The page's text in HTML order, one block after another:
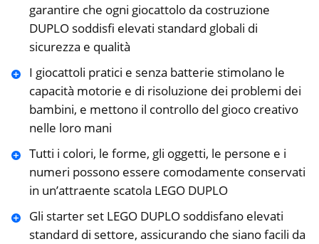
garantire che ogni giocattolo da costruzione
DUPLO soddisfi elevati standard globali di
sicurezza e qualità
I giocattoli pratici e senza batterie stimolano le
capacità motorie e di risoluzione dei problemi dei
bambini, e mettono il controllo del gioco creativo
nelle loro mani
Tutti i colori, le forme, gli oggetti, le persone e i
numeri possono essere comodamente conservati
in un’attraente scatola LEGO DUPLO
Gli starter set LEGO DUPLO soddisfano elevati
standard di settore, assicurando che siano facili da